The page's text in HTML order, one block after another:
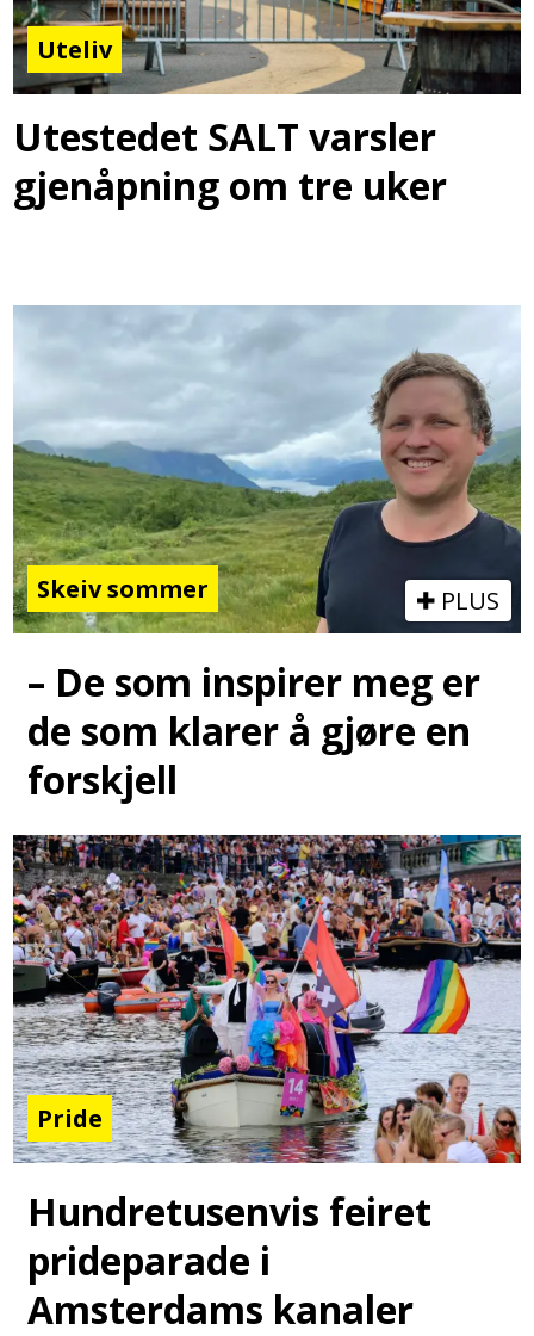
Uteliv
Utestedet SALT varsler
gjenåpning om tre uker
Skeiv sommer PLUS
– De som inspirer meg er
de som klarer å gjøre en
forskjell
Pride
Hundretusenvis feiret
prideparade i
Amsterdams kanaler